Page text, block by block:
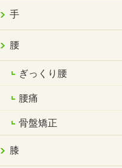
手
腰
ぎっくり腰
腰痛
骨盤矯正
膝